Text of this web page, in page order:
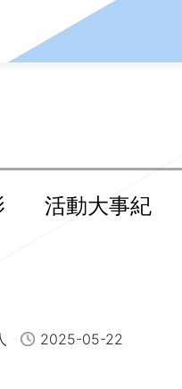
活動大事紀
2025-05-22